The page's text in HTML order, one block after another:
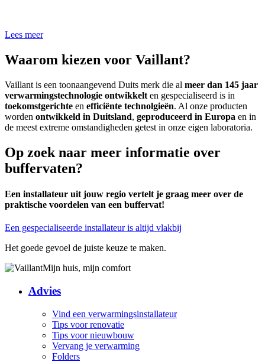
Lees meer
Waarom kiezen voor Vaillant?
Vaillant is een toonaangevend Duits merk die al meer dan 145 jaar
verwarmingstechnologie ontwikkelt en gespecialiseerd is in
toekomstgerichte en efficiënte technolgieën. Al onze producten
worden ontwikkeld in Duitsland, geproduceerd in Europa en in
de meest extreme omstandigheden getest in onze eigen laboratoria.
Op zoek naar meer informatie over
buffervaten?
Een installateur uit jouw regio vertelt je graag meer over de
praktische voordelen van een buffervat!
Een gespecialiseerde installateur is altijd vlakbij
Het goede gevoel de juiste keuze te maken.
Mijn huis, mijn comfort
Advies
Vind een verwarmingsinstallateur
Tips voor renovatie
Tips voor nieuwbouw
Vervang je verwarming
Folders